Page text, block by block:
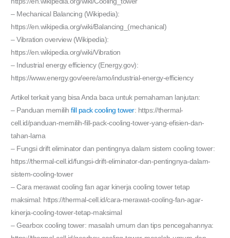
– Mechanical Balancing (Wikipedia):
https://en.wikipedia.org/wiki/Balancing_(mechanical)
– Vibration overview (Wikipedia):
https://en.wikipedia.org/wiki/Vibration
– Industrial energy efficiency (Energy.gov):
https://www.energy.gov/eere/amo/industrial-energy-efficiency
Artikel terkait yang bisa Anda baca untuk pemahaman lanjutan:
– Panduan memilihfill pack cooling tower: https://thermal-
cell.id/panduan-memilih-fill-pack-cooling-tower-yang-efisien-dan-
tahan-lama
– Fungsi drift eliminator dan pentingnya dalam sistem cooling tower:
https://thermal-cell.id/fungsi-drift-eliminator-dan-pentingnya-dalam-
sistem-cooling-tower
– Cara merawat cooling fan agar kinerja cooling tower tetap
maksimal: https://thermal-cell.id/cara-merawat-cooling-fan-agar-
kinerja-cooling-tower-tetap-maksimal
– Gearbox cooling tower: masalah umum dan tips pencegahannya: